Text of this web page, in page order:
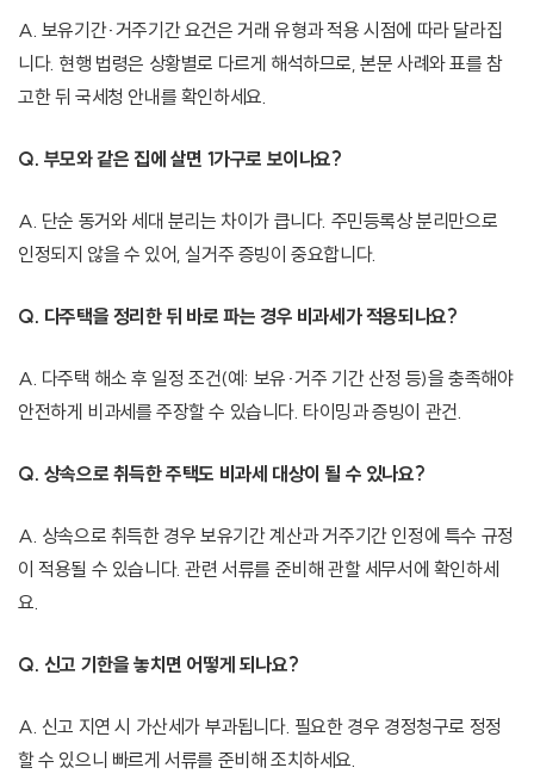
A. 보유기간·거주기간 요건은 거래 유형과 적용 시점에 따라 달라집
니다. 현행 법령은 상황별로 다르게 해석하므로, 본문 사례와 표를 참
고한 뒤 국세청 안내를 확인하세요.
Q. 부모와 같은 집에 살면 1가구로 보이나요?
A. 단순 동거와 세대 분리는 차이가 큽니다. 주민등록상 분리만으로
인정되지 않을 수 있어, 실거주 증빙이 중요합니다.
Q. 다주택을 정리한 뒤 바로 파는 경우 비과세가 적용되나요?
A. 다주택 해소 후 일정 조건(예: 보유·거주 기간 산정 등)을 충족해야
안전하게 비과세를 주장할 수 있습니다. 타이밍과 증빙이 관건.
Q. 상속으로 취득한 주택도 비과세 대상이 될 수 있나요?
A. 상속으로 취득한 경우 보유기간 계산과 거주기간 인정에 특수 규정
이 적용될 수 있습니다. 관련 서류를 준비해 관할 세무서에 확인하세
요.
Q. 신고 기한을 놓치면 어떻게 되나요?
A. 신고 지연 시 가산세가 부과됩니다. 필요한 경우 경정청구로 정정
할 수 있으니 빠르게 서류를 준비해 조치하세요.